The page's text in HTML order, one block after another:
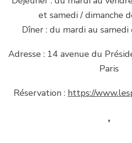
et samedi / dimanche
Dîner : du mardi au
Adresse : 14 avenue du
Paris
Réservation : https://